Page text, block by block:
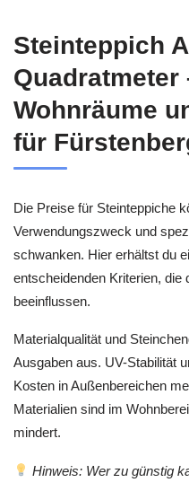
Steinteppich
Quadratmeter
Wohnräume
für
Die Preise für Steinteppiche
Verwendungszweck und
schwanken. Hier erhältst du
entscheidenden Kriterien, die
beeinflussen.
Materialqualität und
Ausgaben aus. UV-Stabilität
Kosten in Außenbereichen
Materialien sind im
mindert.
Hinweis: Wer zu günstig